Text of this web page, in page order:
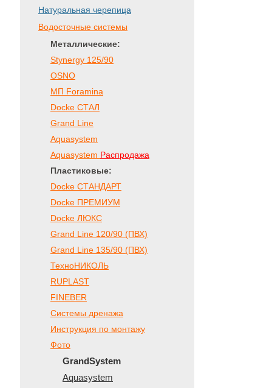
Натуральная черепица
Водосточные системы
Металлические:
Stynergy 125/90
OSNO
МП Foramina
Docke СТАЛ
Grand Line
Aquasystem
Aquasystem Распродажа
Пластиковые:
Docke СТАНДАРТ
Docke ПРЕМИУМ
Docke ЛЮКС
Grand Line 120/90 (ПВХ)
Grand Line 135/90 (ПВХ)
ТехноНИКОЛЬ
RUPLAST
FINEBER
Системы дренажа
Инструкция по монтажу
Фото
GrandSystem
Aquasystem